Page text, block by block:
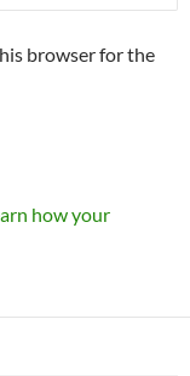
browser for the
how your